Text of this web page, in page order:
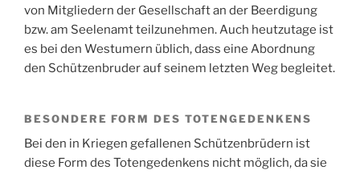
von Mitgliedern der Gesellschaft an der Beerdigung
bzw. am Seelenamt teilzunehmen. Auch heutzutage ist
es bei den Westumern üblich, dass eine Abordnung
den Schützenbruder auf seinem letzten Weg begleitet.
BESONDERE FORM DES TOTENGEDENKENS
Bei den in Kriegen gefallenen Schützenbrüdern ist
diese Form des Totengedenkens nicht möglich, da sie